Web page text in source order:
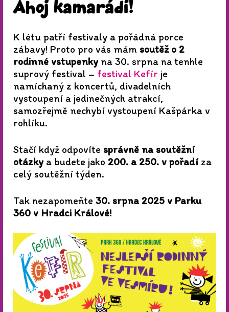
Ahoj kamarádi!
K létu patří festivaly a pořádná porce
zábavy! Proto pro vás mám soutěž o 2
rodinné vstupenkyna 30. srpna na tenhle
suprový festival – festival Kefír je
namíchaný z koncertů, divadelních
vystoupení a jedinečných atrakcí,
samozřejmě nechybí vystoupení Kašpárka v
rohlíku.
Stačí když odpovíte správně na soutěžní
otázkya budete jako 200. a 250. v pořadíza
celý soutěžní týden.
Tak nezapomeňte 30. srpna 2025 v Parku
360 v Hradci Králové!